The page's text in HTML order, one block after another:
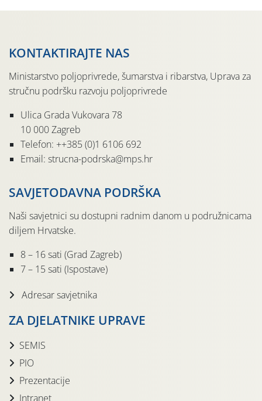
KONTAKTIRAJTE NAS
Ministarstvo poljoprivrede, šumarstva i ribarstva, Uprava za
stručnu podršku razvoju poljoprivrede
Ulica Grada Vukovara 78
10 000 Zagreb
Telefon: ++385 (0)1 6106 692
Email: strucna-podrska@mps.hr
SAVJETODAVNA PODRŠKA
Naši savjetnici su dostupni radnim danom u podružnicama
diljem Hrvatske.
8 – 16 sati (Grad Zagreb)
7 – 15 sati (Ispostave)
Adresar savjetnika
ZA DJELATNIKE UPRAVE
SEMIS
PIO
Prezentacije
Intranet